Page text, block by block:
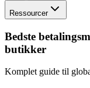
Ressourcer
Bedste
butikker
Komplet guide til